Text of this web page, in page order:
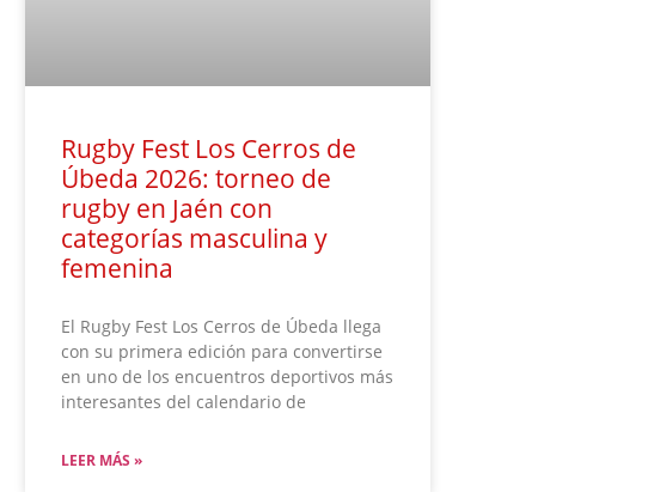
Rugby Fest Los Cerros de
Úbeda 2026: torneo de
rugby en Jaén con
categorías masculina y
femenina
El Rugby Fest Los Cerros de Úbeda llega
con su primera edición para convertirse
en uno de los encuentros deportivos más
interesantes del calendario de
LEER MÁS »